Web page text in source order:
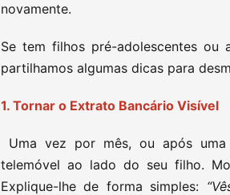
novamente.
Se tem filhos pré-adolescentes ou
partilhamos algumas dicas para
1. Tornar o Extrato Bancário Visível
Uma vez por mês, ou após
telemóvel ao lado do seu filho.
Explique-lhe de forma simples: